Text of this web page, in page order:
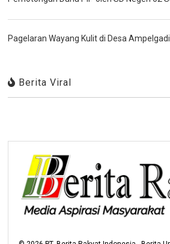
Pagelaran Wayang Kulit di Desa
Berita Viral